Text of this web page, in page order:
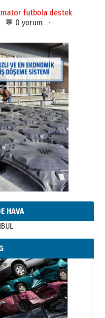
futbola destek
💬 0 yorum ·
HAVA